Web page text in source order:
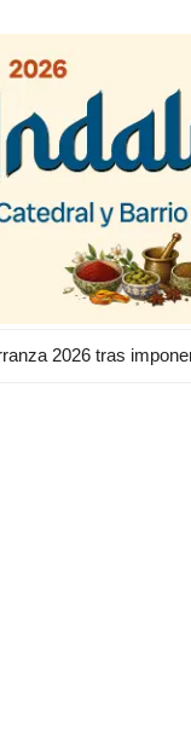
2026 tras